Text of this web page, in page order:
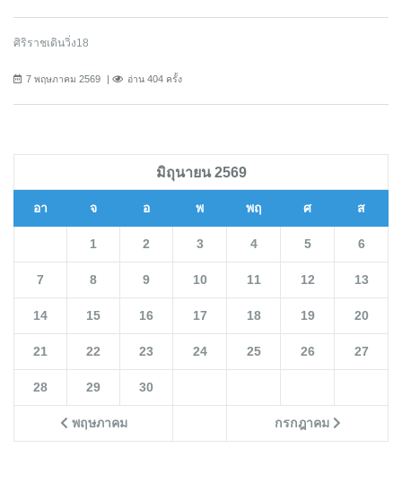
ศิริราชเดินวิ่ง18
7 พฤษภาคม 2569 อ่าน 404 ครั้ง
มิถุนายน 2569
อา จ อ พ พฤ ศ ส
พฤษภาคม กรกฎาคม
1 2 3 4 5 6
7 8 9 10 11 12 13
14 15 16 17 18 19 20
21 22 23 24 25 26 27
28 29 30